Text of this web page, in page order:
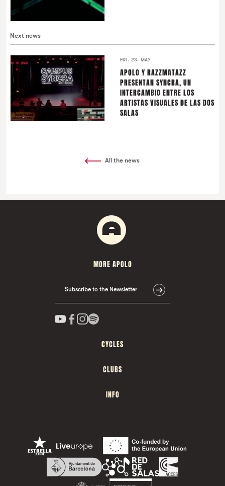
Next news
FRI. 23. MAY
APOLO Y RAZZMATAZZ
PRESENTAN SYNCRA, UN
INTERCAMBIO ENTRE LOS
ARTISTAS VISUALES DE LAS DOS
SALAS
All the news
MORE APOLO
Subscribe to the Newsletter
CYCLES
CLUBS
INFO